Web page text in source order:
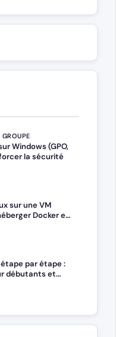
Windows (GPO,
la sécurité
sur une VM
Docker et
par étape :
débutants et